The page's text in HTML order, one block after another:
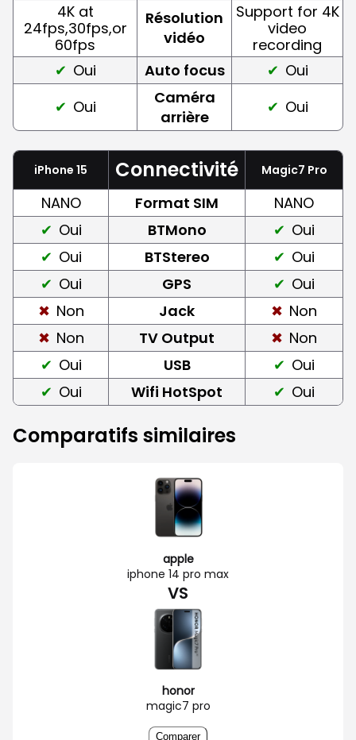
4K at
24fps,30fps,or
60fps
Résolution
vidéo
Support for 4K
video
recording
Oui
Auto focus
Oui
Oui
Caméra
arrière
Oui
iPhone 15 Connectivité Magic7 Pro
NANO Format SIM
NANO
Oui
BTMono
Oui
Oui
BTStereo
Oui
Oui
GPS
Oui
Non
Jack
Non
Non
TV Output
Non
Oui
USB
Oui
Oui
Wifi HotSpot Oui
Comparatifs similaires
apple
iphone 14 pro max
VS
honor
magic7 pro
Comparer